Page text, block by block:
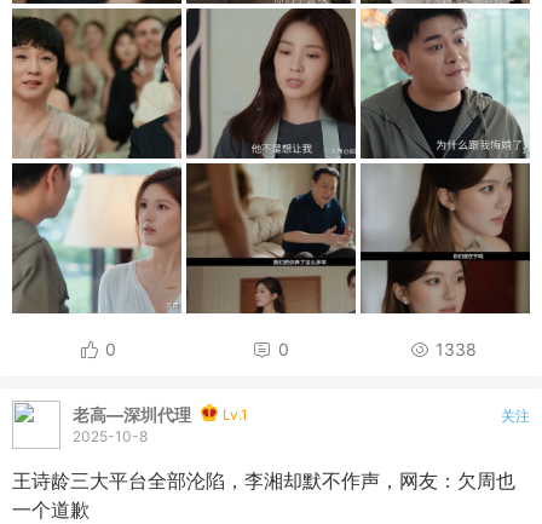
0 0 1338
老高—深圳代理
Lv.1
2025-10-8
关注
王诗龄三大平台全部沦陷，李湘却默不作声，网友：欠周也
一个道歉